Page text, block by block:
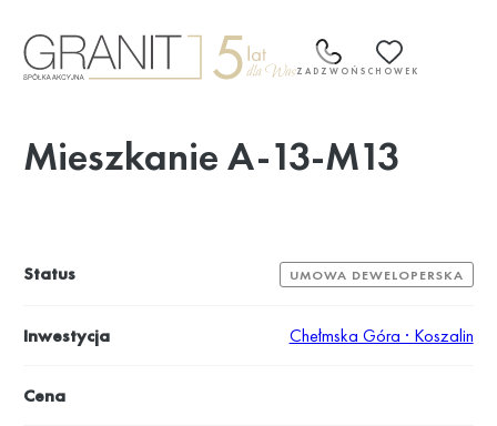
do
treści
ZADZWOŃ SCHOWEK
Mieszkanie A-13-M13
Status UMOWA DEWELOPERSKA
Inwestycja Chełmska Góra · Koszalin
Cena